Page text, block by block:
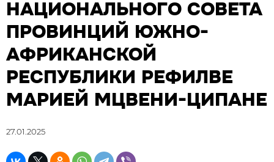
НАЦИОНАЛЬНОГО СОВЕТА
ПРОВИНЦИЙ ЮЖНО-
АФРИКАНСКОЙ
РЕСПУБЛИКИ РЕФИЛВЕ
МАРИЕЙ МЦВЕНИ-ЦИПАНЕ
27.01.2025